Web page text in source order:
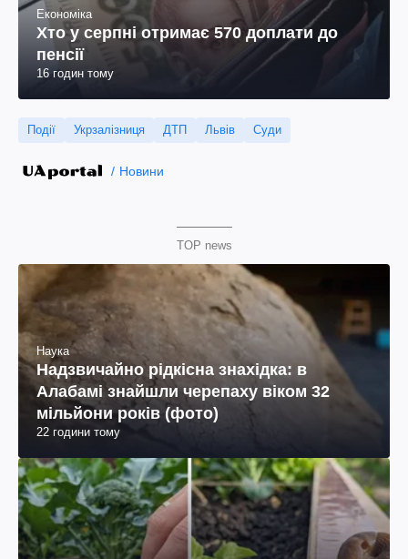
Економіка
Хто у серпні отримає 570 доплати до
пенсії
16 годин тому
Події Укрзалізниця ДТП Львів Суди
Новини
TOP news
Наука
Надзвичайно рідкісна знахідка: в
Алабамі знайшли черепаху віком 32
мільйони років (фото)
22 години тому